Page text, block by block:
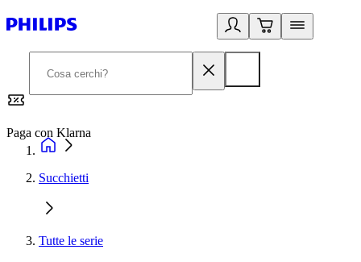
Paga con Klarna
Succhietti
Tutte le serie